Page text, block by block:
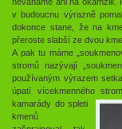
v budoucnu výrazně
dokonce stane, že na
přeroste slabší ze dvou
A pak tu máme
stromů nazývají
používaným výrazem
úpatí vícekmenného
kamarády do spleti
kmenů